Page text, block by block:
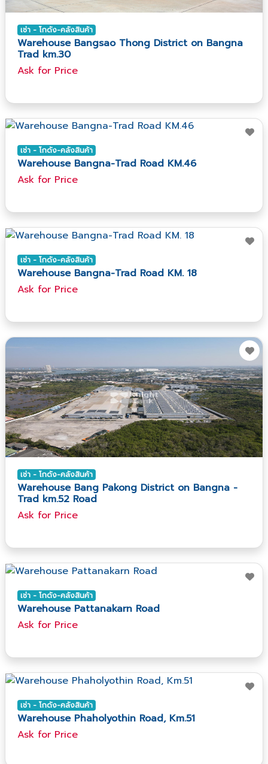
เช่า - โกดัง-คลังสินค้า
Warehouse Bangsao Thong District on Bangna
Trad km.30
Ask​ for​ Price
เช่า - โกดัง-คลังสินค้า
Warehouse Bangna-Trad Road KM.46
Ask​ for​ Price
เช่า - โกดัง-คลังสินค้า
Warehouse Bangna-Trad Road KM. 18
Ask​ for​ Price
เช่า - โกดัง-คลังสินค้า
Warehouse Bang Pakong District on Bangna -
Trad km.52 Road
Ask​ for​ Price
เช่า - โกดัง-คลังสินค้า
Warehouse Pattanakarn Road
Ask​ for​ Price
เช่า - โกดัง-คลังสินค้า
Warehouse Phaholyothin Road, Km.51
Ask​ for​ Price